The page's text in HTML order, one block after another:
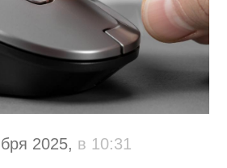
2025, в 10:31